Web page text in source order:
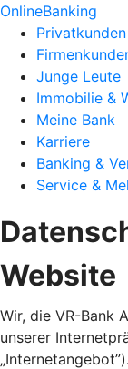
OnlineBanking
Privatkunden
Junge Leute
Immobilie &
Meine Bank
Karriere
Banking &
Service &
Website
Wir, die VR-Bank
unserer